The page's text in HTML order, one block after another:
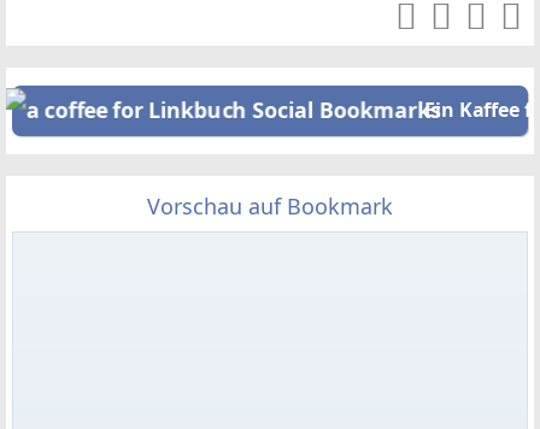
Ein Kaffee
Vorschau auf Bookmark